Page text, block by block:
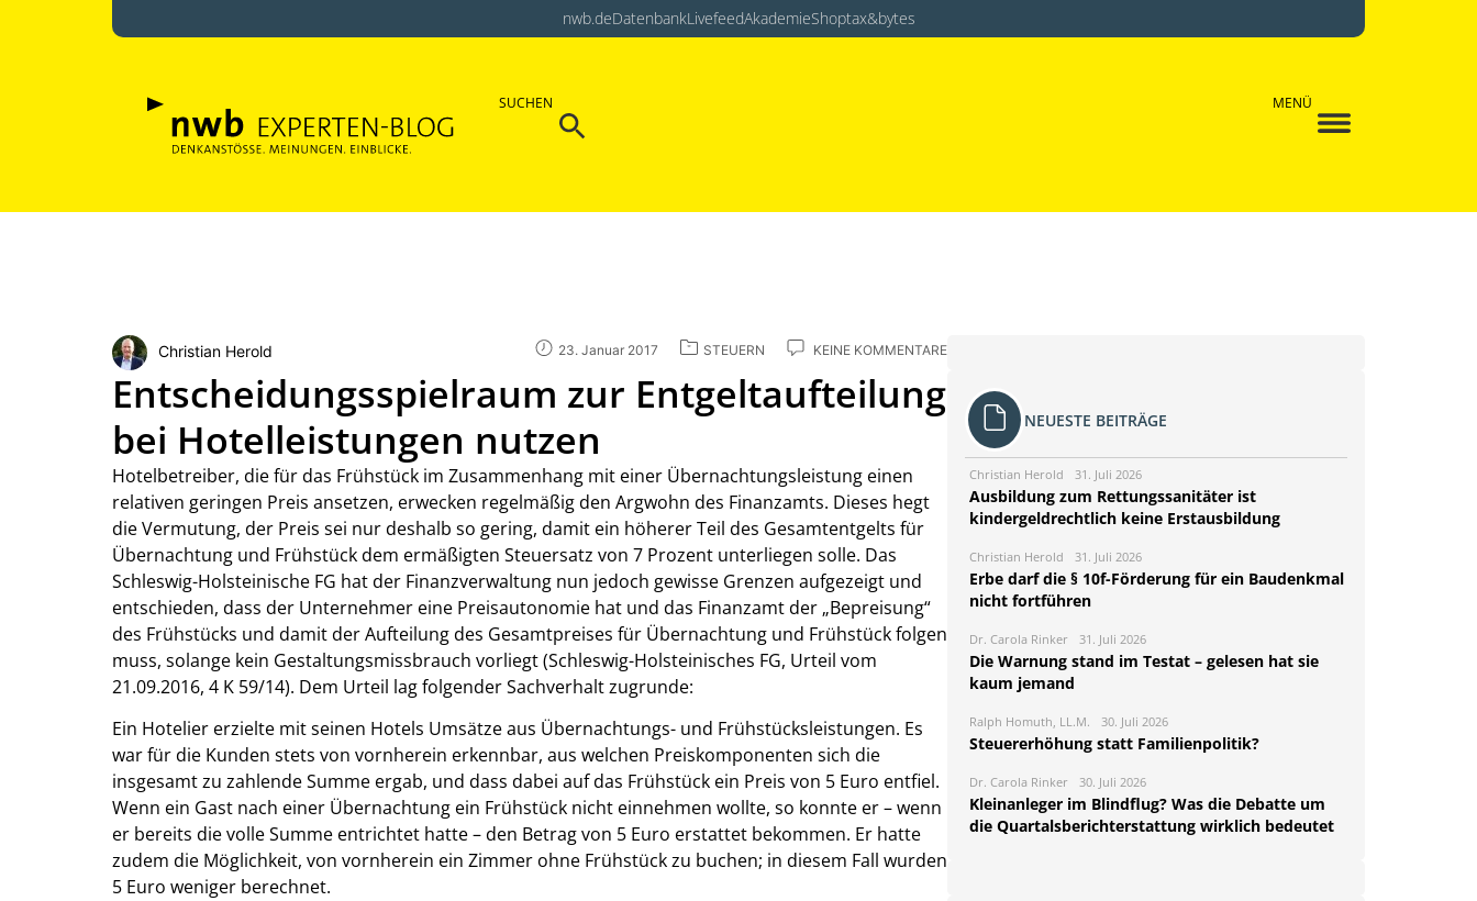
nwb.deDatenbankLivefeedAkademieShoptax&bytes
SUCHEN
Search
MENÜ
Christian Herold 23. Januar 2017 STEUERN KEINE KOMMENTARE
Entscheidungsspielraum zur Entgeltaufteilung
bei Hotelleistungen nutzen
Hotelbetreiber, die für das Frühstück im Zusammenhang mit einer Übernachtungsleistung einen
relativen geringen Preis ansetzen, erwecken regelmäßig den Argwohn des Finanzamts. Dieses hegt
die Vermutung, der Preis sei nur deshalb so gering, damit ein höherer Teil des Gesamtentgelts für
Übernachtung und Frühstück dem ermäßigten Steuersatz von 7 Prozent unterliegen solle. Das
Schleswig-Holsteinische FG hat der Finanzverwaltung nun jedoch gewisse Grenzen aufgezeigt und
entschieden, dass der Unternehmer eine Preisautonomie hat und das Finanzamt der „Bepreisung“
des Frühstücks und damit der Aufteilung des Gesamtpreises für Übernachtung und Frühstück folgen
muss, solange kein Gestaltungsmissbrauch vorliegt (Schleswig-Holsteinisches FG, Urteil vom
21.09.2016, 4 K 59/14). Dem Urteil lag folgender Sachverhalt zugrunde:
Ein Hotelier erzielte mit seinen Hotels Umsätze aus Übernachtungs- und Frühstücksleistungen. Es
war für die Kunden stets von vornherein erkennbar, aus welchen Preiskomponenten sich die
insgesamt zu zahlende Summe ergab, und dass dabei auf das Frühstück ein Preis von 5 Euro entfiel.
Wenn ein Gast nach einer Übernachtung ein Frühstück nicht einnehmen wollte, so konnte er – wenn
er bereits die volle Summe entrichtet hatte – den Betrag von 5 Euro erstattet bekommen. Er hatte
zudem die Möglichkeit, von vornherein ein Zimmer ohne Frühstück zu buchen; in diesem Fall wurden
5 Euro weniger berechnet.
NEUESTE BEITRÄGE
Christian Herold 31. Juli 2026
Ausbildung zum Rettungssanitäter ist
kindergeldrechtlich keine Erstausbildung
Christian Herold 31. Juli 2026
Erbe darf die § 10f-Förderung für ein Baudenkmal
nicht fortführen
Dr. Carola Rinker 31. Juli 2026
Die Warnung stand im Testat – gelesen hat sie
kaum jemand
Ralph Homuth, LL.M. 30. Juli 2026
Steuererhöhung statt Familienpolitik?
Dr. Carola Rinker 30. Juli 2026
Kleinanleger im Blindflug? Was die Debatte um
die Quartalsberichterstattung wirklich bedeutet